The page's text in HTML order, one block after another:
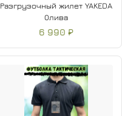
Разгрузочный жилет YAKEDA
Олива
6 990 ₽